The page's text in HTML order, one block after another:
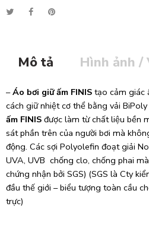
Mô tả Hình ảnh /
–Áo bơi giữ ấm FINIS tạo cảm giác
cách giữ nhiệt cơ thể bằng vải
ấm FINIS được làm từ chất liệu bền
sát phần trên của người bơi mà
động. Các sợi Polyolefin đoạt giải
UVA, UVB chống clo, chống phai
chứng nhận bởi SGS) (SGS là Cty
đầu thế giới – biểu tượng toàn cầu
trực)